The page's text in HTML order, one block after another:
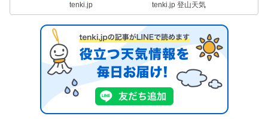
tenki.jp tenki.jp 登山天気